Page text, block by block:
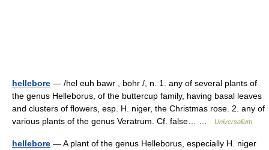
hellebore — /hel euh bawr , bohr /, n. 1. any of several plants of
the genus Helleborus, of the buttercup family, having basal leaves
and clusters of flowers, esp. H. niger, the Christmas rose. 2. any of
various plants of the genus Veratrum. Cf. false… …
Universalium
hellebore — A plant of the genus Helleborus, especially H. niger